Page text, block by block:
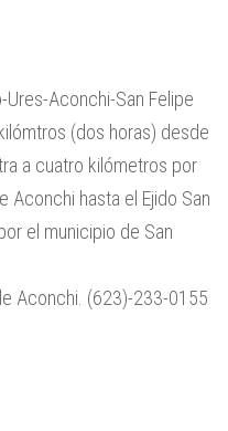
Aconchi-San Felipe
(dos horas) desde
a cuatro kilómetros por
Aconchi hasta el Ejido San
el municipio de San
Aconchi. (623)-233-0155